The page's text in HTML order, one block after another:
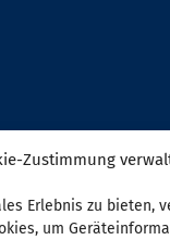
Zustimmung
Erlebnis zu bieten,
um